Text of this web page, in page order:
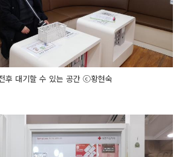
후 대기할 수 있는 공간 ⓒ황현숙